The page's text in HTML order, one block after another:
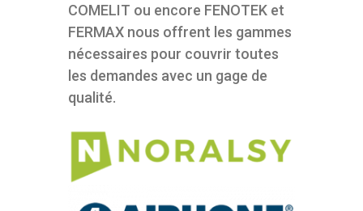
COMELIT ou encore FENOTEK et
FERMAX nous offrent les gammes
nécessaires pour couvrir toutes
les demandes avec un gage de
qualité.